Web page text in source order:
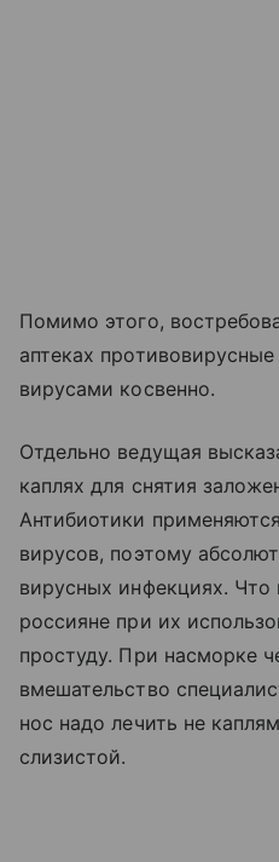
Помимо этого,
аптеках
вирусами косвенно.
Отдельно ведущая
каплях для снятия
Антибиотики
вирусов, поэтому
вирусных инфекциях. Что
россияне при их
простуду. При насморке
вмешательство
нос надо лечить не
слизистой.